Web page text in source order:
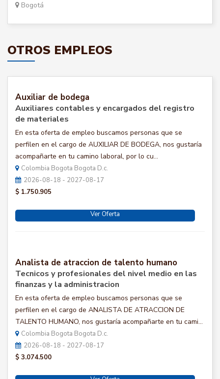
Bogotá
OTROS EMPLEOS
Auxiliar de bodega
Auxiliares contables y encargados del registro
de materiales
En esta oferta de empleo buscamos personas que se
perfilen en el cargo de AUXILIAR DE BODEGA, nos gustaría
acompañarte en tu camino laboral, por lo cu...
Colombia Bogota Bogota D.c.
2026-08-18 - 2027-08-17
$ 1.750.905
Ver Oferta
Analista de atraccion de talento humano
Tecnicos y profesionales del nivel medio en las
finanzas y la administracion
En esta oferta de empleo buscamos personas que se
perfilen en el cargo de ANALISTA DE ATRACCION DE
TALENTO HUMANO, nos gustaría acompañarte en tu cami...
Colombia Bogota Bogota D.c.
2026-08-18 - 2027-08-17
$ 3.074.500